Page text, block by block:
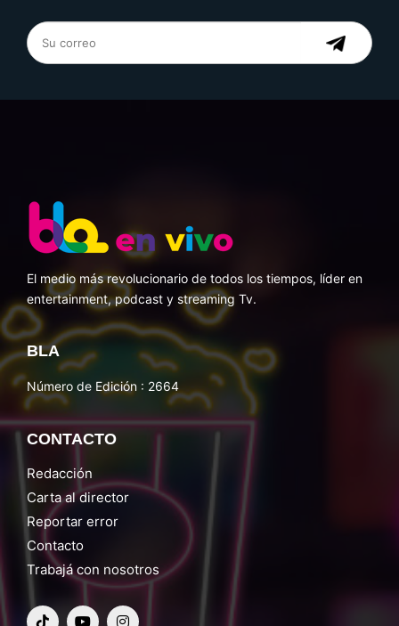
El medio más revolucionario de todos los tiempos, líder en
entertainment, podcast y streaming Tv.
BLA
Número de Edición : 2664
CONTACTO
Redacción
Carta al director
Reportar error
Contacto
Trabajá con nosotros